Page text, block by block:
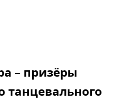
– призёры
танцевального